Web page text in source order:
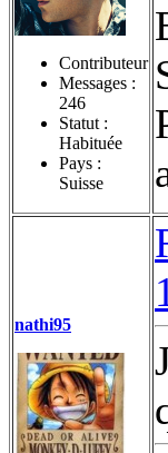
Contributeur
Messages :
246
Statut :
Habituée
Pays :
Suisse
nathi95